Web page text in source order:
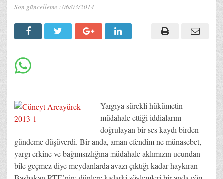
Son güncelleme :06/03/2014
Yargıya sürekli hükümetin
müdahale ettiği iddialarını
doğrulayan bir ses kaydı birden
gündeme düşüverdi. Bir anda, aman efendim ne münasebet,
yargı erkine ve bağımsızlığına müdahale aklımızın ucundan
bile geçmez diye meydanlarda avazı çıktığı kadar haykıran